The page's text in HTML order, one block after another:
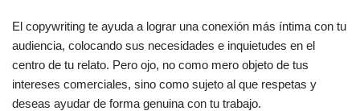
El copywriting te ayuda a lograr una conexión más íntima con tu
audiencia, colocando sus necesidades e inquietudes en el
centro de tu relato. Pero ojo, no como mero objeto de tus
intereses comerciales, sino como sujeto al que respetas y
deseas ayudar de forma genuina con tu trabajo.